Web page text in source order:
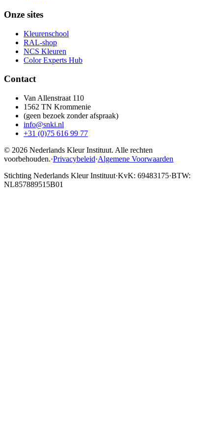
Onze sites
Kleurenschool
RAL-shop
NCS Kleuren
Color Experts Hub
Contact
Van Allenstraat 110
1562 TN Krommenie
(geen bezoek zonder afspraak)
info@snki.nl
+31 (0)75 616 99 77
© 2026 Nederlands Kleur Instituut. Alle rechten
voorbehouden.·Privacybeleid·Algemene Voorwaarden
Stichting Nederlands Kleur Instituut·KvK: 69483175·BTW:
NL857889515B01